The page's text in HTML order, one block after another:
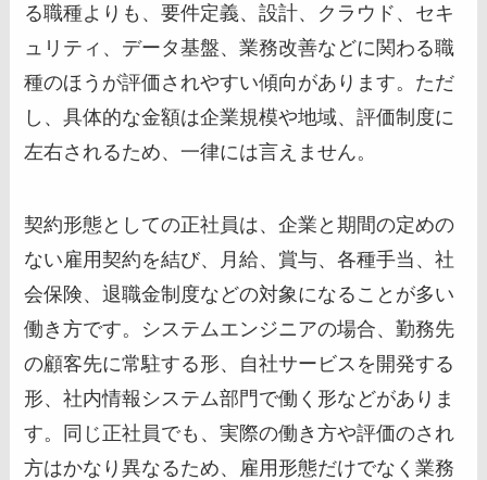
る職種よりも、要件定義、設計、クラウド、セキ
ュリティ、データ基盤、業務改善などに関わる職
種のほうが評価されやすい傾向があります。ただ
し、具体的な金額は企業規模や地域、評価制度に
左右されるため、一律には言えません。
契約形態としての正社員は、企業と期間の定めの
ない雇用契約を結び、月給、賞与、各種手当、社
会保険、退職金制度などの対象になることが多い
働き方です。システムエンジニアの場合、勤務先
の顧客先に常駐する形、自社サービスを開発する
形、社内情報システム部門で働く形などがありま
す。同じ正社員でも、実際の働き方や評価のされ
方はかなり異なるため、雇用形態だけでなく業務